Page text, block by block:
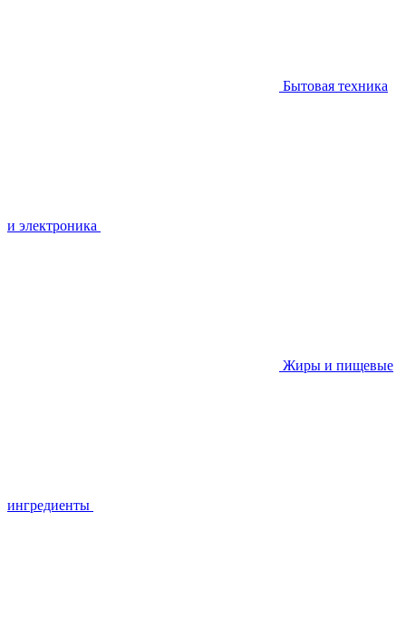
Бытовая техника
и электроника
Жиры и пищевые
ингредиенты